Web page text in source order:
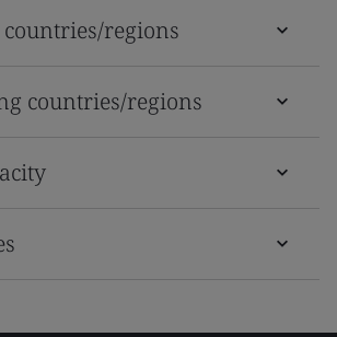
regions
countries/regions